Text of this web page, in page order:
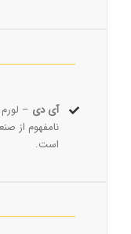
آی دی –
نامفهوم از
است.